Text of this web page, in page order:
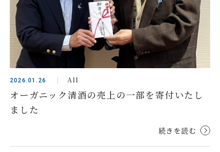
2026.01.26 All
オーガニック清酒の売上の一部を寄付いたし
ました
続きを読む